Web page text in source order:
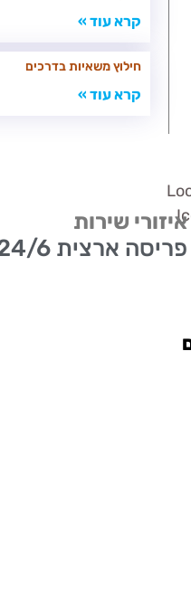
קרא עוד »
חילוץ משאיות בדרכים
קרא עוד »
איזורי שירות
פריסה ארצית 24/6